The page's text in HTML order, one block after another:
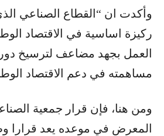
وأكدت ان “القطاع الصناعي
ركيزة اساسية في الاقتصاد
العمل بجهد مضاعف لترسيخ
مساهمته في دعم الاقتصاد
ومن هنا، فإن قرار جمعية
المعرض في موعده يعد قرارا